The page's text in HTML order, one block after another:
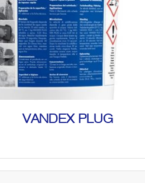
VANDEX PLUG